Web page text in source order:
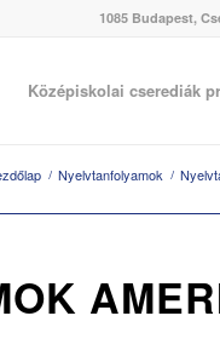
1085 Budapest,
Középiskolai cserediák
/ Nyelvtanfolyamok /